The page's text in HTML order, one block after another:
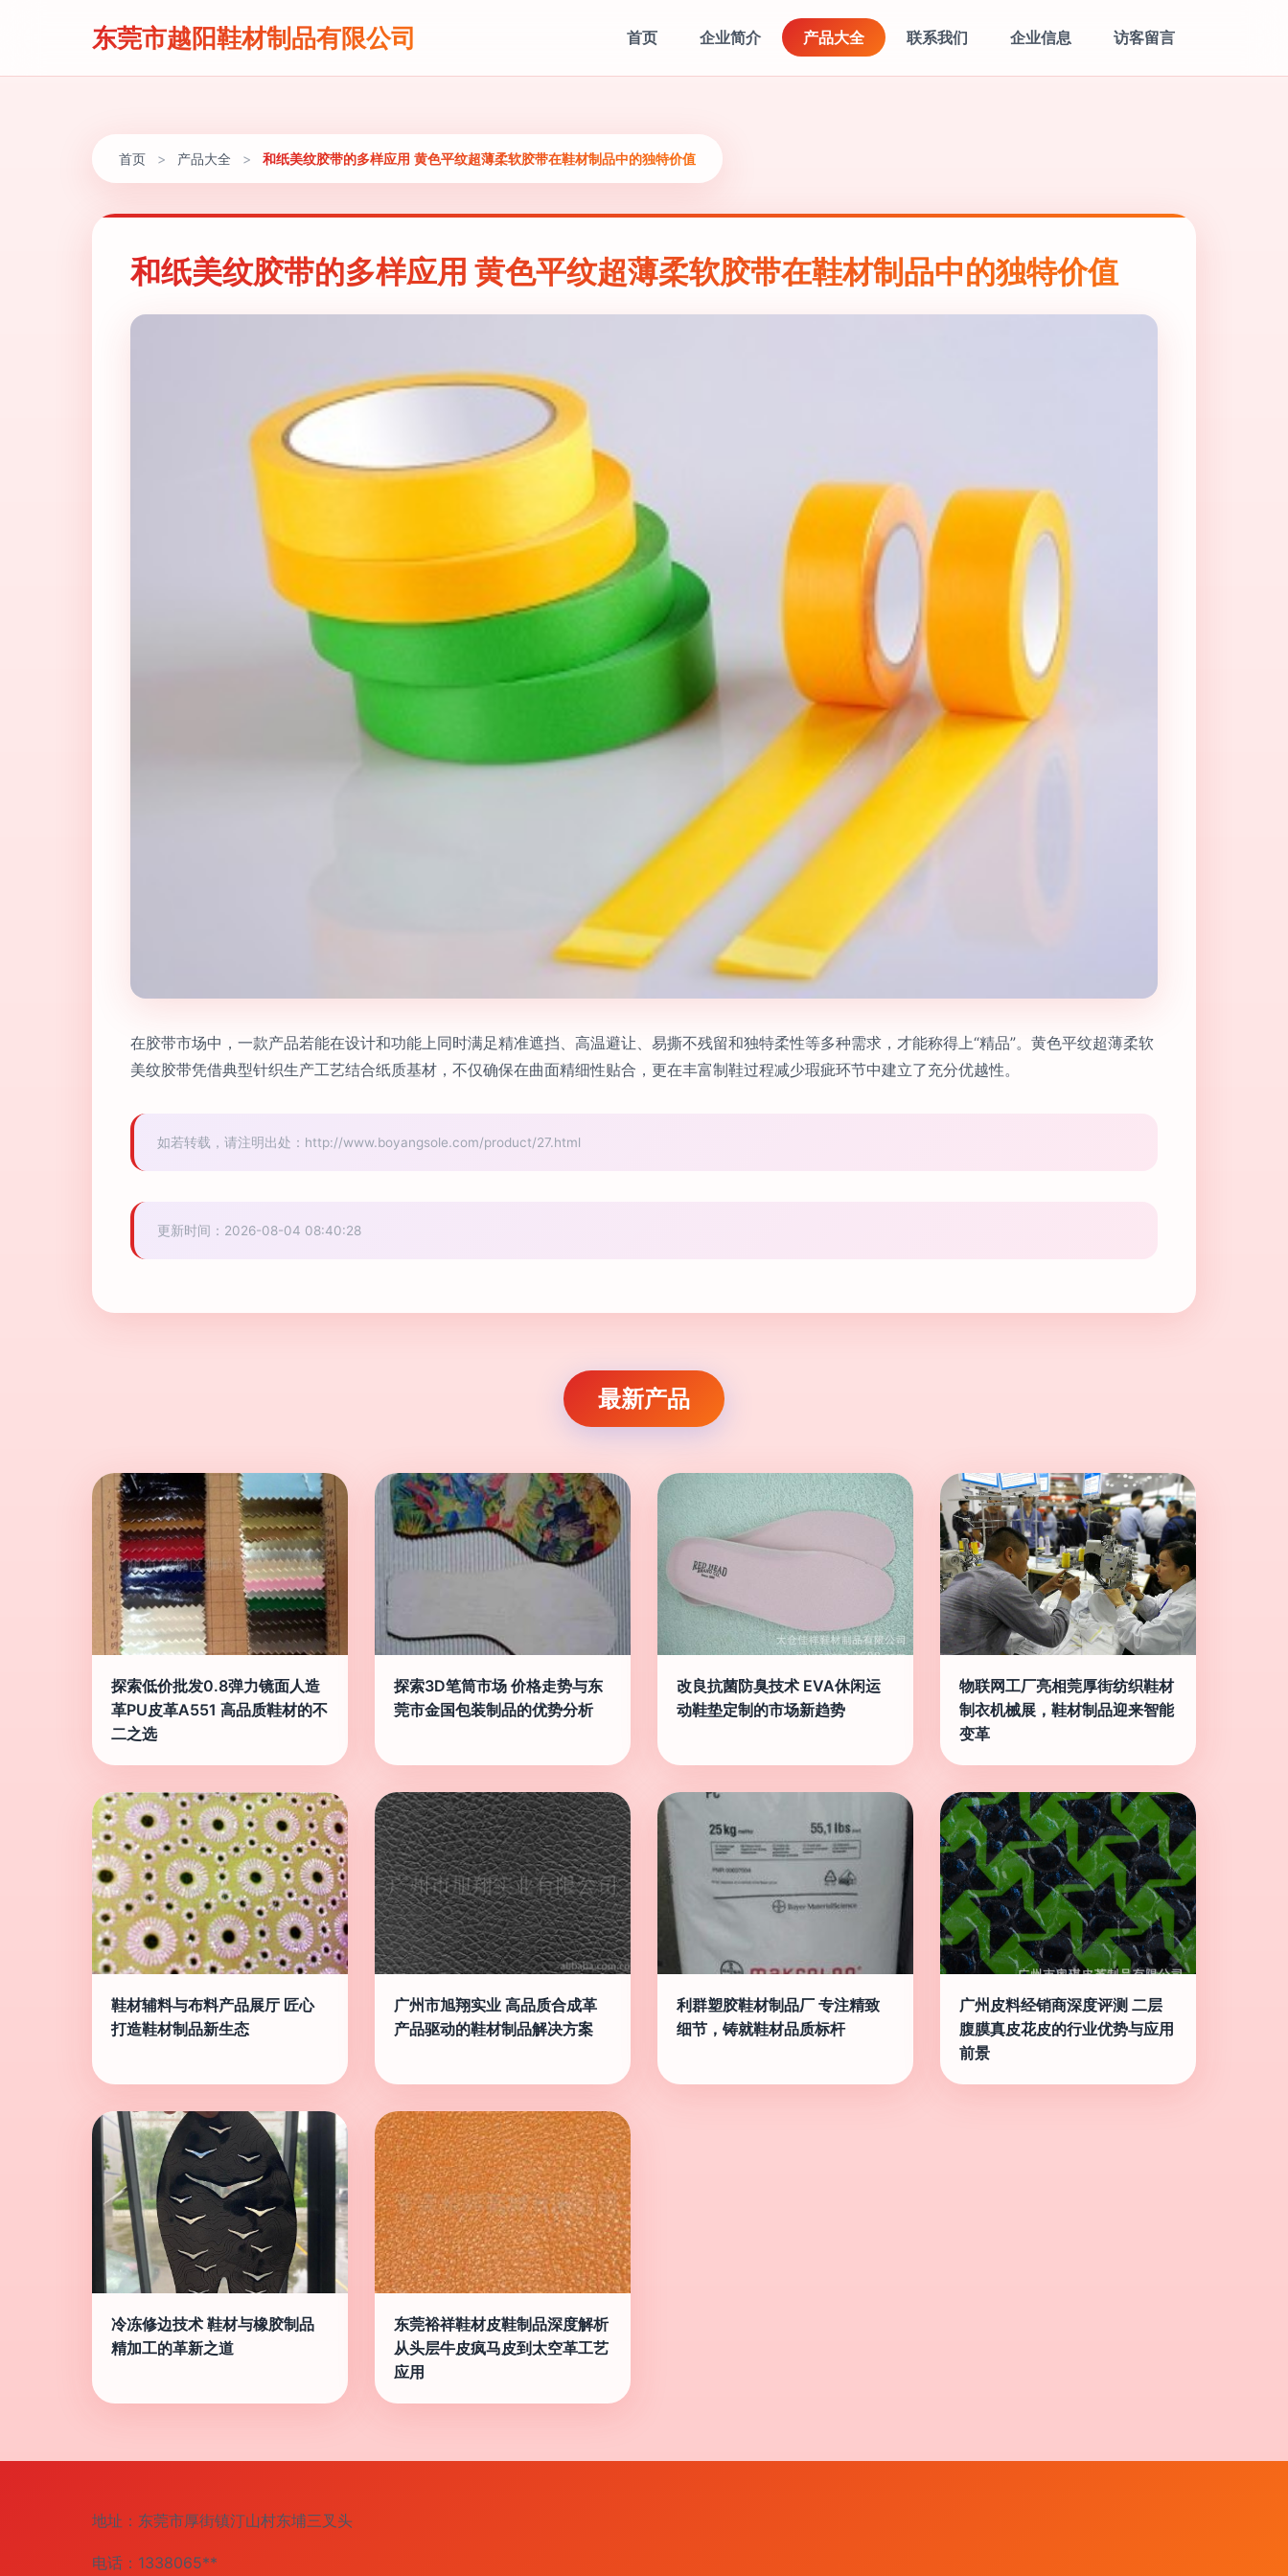
东莞市越阳鞋材制品有限公司 首页 企业简介 产品大全 联系我们 企业信息 访客留言
首页 > 产品大全 > 和纸美纹胶带的多样应用 黄色平纹超薄柔软胶带在鞋材制品中的独特价值
和纸美纹胶带的多样应用 黄色平纹超薄柔软胶带在鞋材制品中的独特价值
在胶带市场中，一款产品若能在设计和功能上同时满足精准遮挡、高温避让、易撕不残留和独特柔性等多种需求，才能称得上“精品”。黄色平纹超薄柔软
美纹胶带凭借典型针织生产工艺结合纸质基材，不仅确保在曲面精细性贴合，更在丰富制鞋过程减少瑕疵环节中建立了充分优越性。
如若转载，请注明出处：http://www.boyangsole.com/product/27.html
更新时间：2026-08-04 08:40:28
最新产品
探索低价批发0.8弹力镜面人造
革PU皮革A551 高品质鞋材的不
二之选
探索3D笔筒市场 价格走势与东
莞市金国包装制品的优势分析
改良抗菌防臭技术 EVA休闲运
动鞋垫定制的市场新趋势
物联网工厂亮相莞厚街纺织鞋材
制衣机械展，鞋材制品迎来智能
变革
鞋材辅料与布料产品展厅 匠心
打造鞋材制品新生态
广州市旭翔实业 高品质合成革
产品驱动的鞋材制品解决方案
利群塑胶鞋材制品厂 专注精致
细节，铸就鞋材品质标杆
广州皮料经销商深度评测 二层
腹膜真皮花皮的行业优势与应用
前景
冷冻修边技术 鞋材与橡胶制品
精加工的革新之道
东莞裕祥鞋材皮鞋制品深度解析
从头层牛皮疯马皮到太空革工艺
应用
地址：东莞市厚街镇汀山村东埔三叉头
电话：1338065**